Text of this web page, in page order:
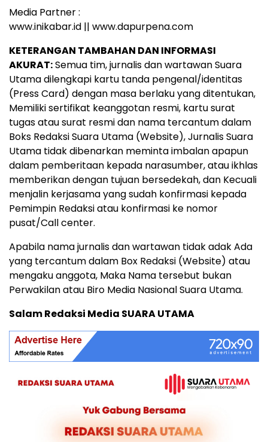
Media Partner :
www.inikabar.id || www.dapurpena.com
KETERANGAN TAMBAHAN DAN INFORMASI
AKURAT:Semua tim, jurnalis dan wartawan Suara
Utama dilengkapi kartu tanda pengenal/identitas
(Press Card) dengan masa berlaku yang ditentukan,
Memiliki sertifikat keanggotan resmi, kartu surat
tugas atau surat resmi dan nama tercantum dalam
Boks Redaksi Suara Utama (Website), Jurnalis Suara
Utama tidak dibenarkan meminta imbalan apapun
dalam pemberitaan kepada narasumber, atau ikhlas
memberikan dengan tujuan bersedekah, dan Kecuali
menjalin kerjasama yang sudah konfirmasi kepada
Pemimpin Redaksi atau konfirmasi ke nomor
pusat/Call center.
Apabila nama jurnalis dan wartawan tidak adak Ada
yang tercantum dalam Box Redaksi (Website) atau
mengaku anggota, Maka Nama tersebut bukan
Perwakilan atau Biro Media Nasional Suara Utama.
Salam Redaksi Media SUARA UTAMA